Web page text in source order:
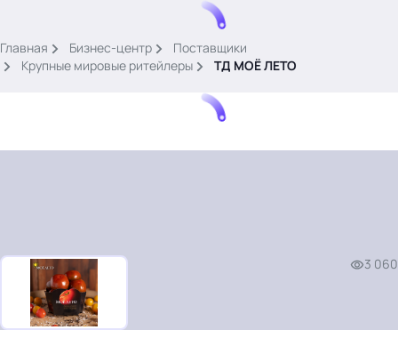
картина дня
темы
новости
Главная Бизнес-центр
Поставщики
Крупные мировые ритейлеры
ТД МОЁ ЛЕТО
3 060